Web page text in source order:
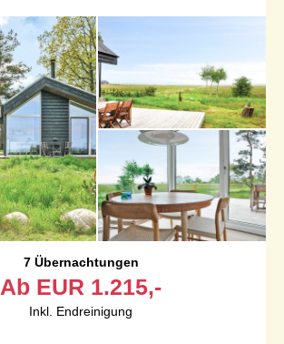
7 Übernachtungen
Ab EUR 1.215,-
Inkl. Endreinigung